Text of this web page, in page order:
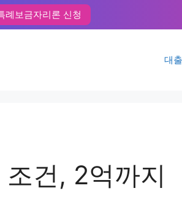
례보금자리론 신청
대출
건, 2억까지